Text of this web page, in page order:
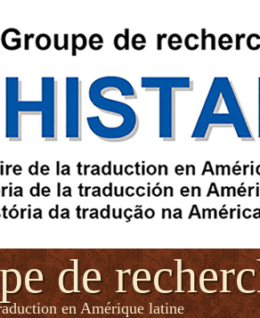
de
en Amérique latine